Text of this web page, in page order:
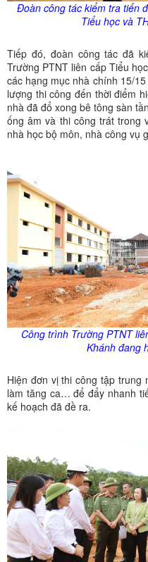
Đoàn công tác kiểm tra tiến
Tiểu học và
Tiếp đó, đoàn công tác đã
Trường PTNT liên cấp Tiểu
các hạng mục nhà chính 15/
lượng thi công đến thời điểm
nhà đã đổ xong bê tông sàn
ống âm và thi công trát trong
nhà học bộ môn, nhà công vụ
Công trình Trường PTNT
Khánh đang
Hiện đơn vị thi công tập trung
làm tăng ca… để đẩy nhanh
kế hoạch đã đề ra.